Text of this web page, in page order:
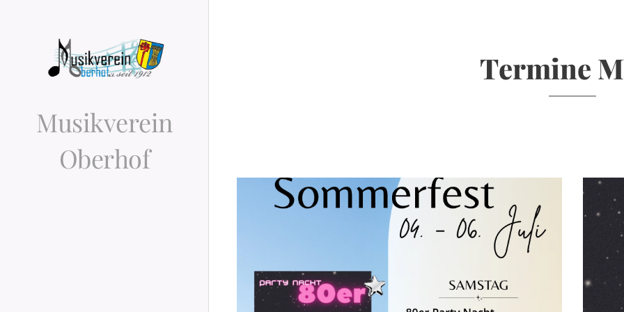
Musikverein
Oberhof
Termine